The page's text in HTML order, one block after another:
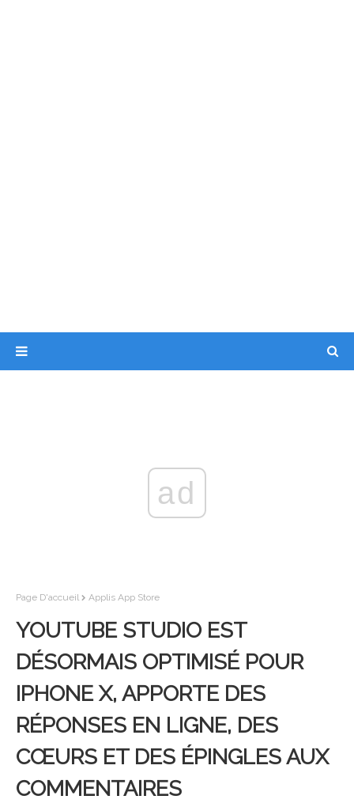
ad
Page D'accueil Applis App Store
YOUTUBE STUDIO EST
DÉSORMAIS OPTIMISÉ POUR
IPHONE X, APPORTE DES
RÉPONSES EN LIGNE, DES
CŒURS ET DES ÉPINGLES AUX
COMMENTAIRES